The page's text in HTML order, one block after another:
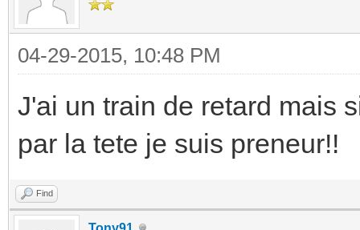
04-29-2015, 10:48 PM
J'ai un train de retard mais
par la tete je suis preneur!!
Find